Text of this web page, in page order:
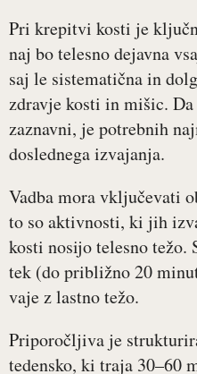
Pri krepitvi kosti je
naj bo telesno dejavna
saj le sistematična in
zdravje kosti in mišic.
zaznavni, je potrebnih
doslednega izvajanja.
Vadba mora vključevati
to so aktivnosti, ki jih
kosti nosijo telesno težo.
tek (do približno 20
vaje z lastno težo.
Priporočljiva je
tedensko, ki traja 30–60